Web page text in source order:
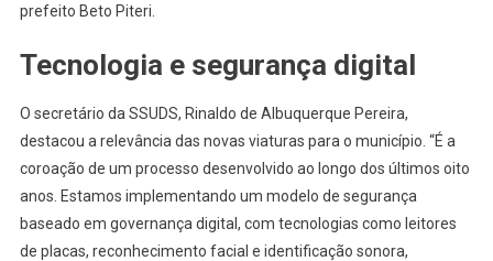
prefeito Beto Piteri.
Tecnologia e segurança digital
O secretário da SSUDS, Rinaldo de Albuquerque Pereira,
destacou a relevância das novas viaturas para o município. “É a
coroação de um processo desenvolvido ao longo dos últimos oito
anos. Estamos implementando um modelo de segurança
baseado em governança digital, com tecnologias como leitores
de placas, reconhecimento facial e identificação sonora,